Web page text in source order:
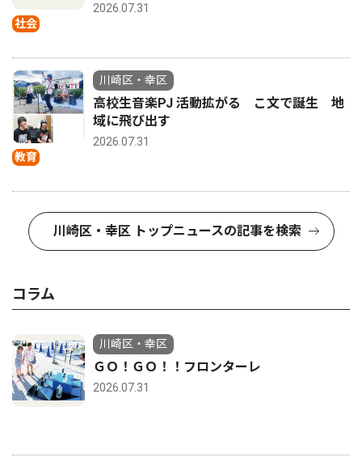
社会
2026.07.31
教育
川崎区・幸区
高校生音楽PJ 活動拡がる こ文で誕生 地
域に飛び出す
2026.07.31
川崎区・幸区 トップニュースの記事を検索
コラム
川崎区・幸区
ＧＯ！ＧＯ！！フロンターレ
2026.07.31